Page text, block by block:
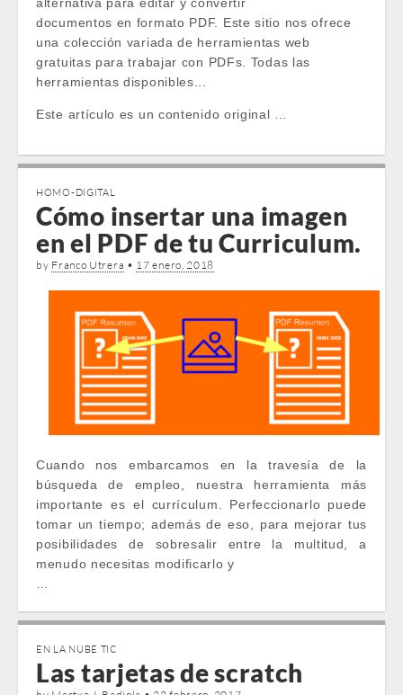
documentos en formato PDF. Este sitio nos ofrece
una colección variada de herramientas web
gratuitas para trabajar con PDFs. Todas las
herramientas disponibles...
Este artículo es un contenido original …
HOMO-DIGITAL
Cómo insertar una imagen
en el PDF de tu Curriculum.
by Franco Utrera • 17 enero, 2018
Cuando nos embarcamos en la travesía de la
búsqueda de empleo, nuestra herramienta más
importante es el currículum. Perfeccionarlo puede
tomar un tiempo; además de eso, para mejorar tus
posibilidades de sobresalir entre la multitud, a
menudo necesitas modificarlo y
EN LA NUBE TIC
Las tarjetas de scratch